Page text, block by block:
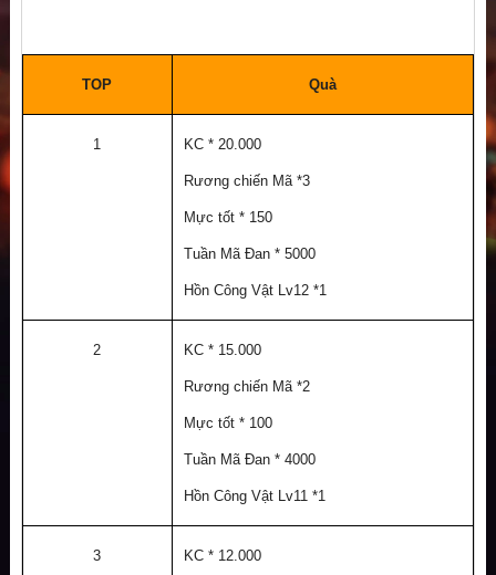
TOP Quà
1 KC * 20.000
Rương chiến Mã *3
Mực tốt * 150
Tuần Mã Đan * 5000
Hồn Công Vật Lv12 *1
2 KC * 15.000
Rương chiến Mã *2
Mực tốt * 100
Tuần Mã Đan * 4000
Hồn Công Vật Lv11 *1
3 KC * 12.000